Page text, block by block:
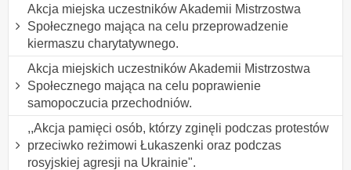
Akcja miejska uczestników Akademii Mistrzostwa
Społecznego mająca na celu przeprowadzenie
kiermaszu charytatywnego.
Akcja miejskich uczestników Akademii Mistrzostwa
Społecznego mająca na celu poprawienie
samopoczucia przechodniów.
,,Akcja pamięci osób, którzy zginęli podczas protestów
przeciwko reżimowi Łukaszenki oraz podczas
rosyjskiej agresji na Ukrainie".